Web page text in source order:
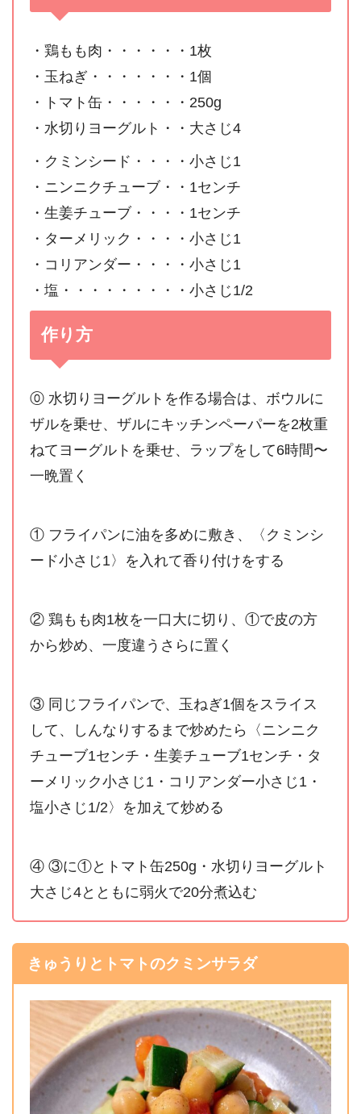
・鶏もも肉・・・・・・1枚
・玉ねぎ・・・・・・・1個
・トマト缶・・・・・・250g
・水切りヨーグルト・・大さじ4
・クミンシード・・・・小さじ1
・ニンニクチューブ・・1センチ
・生姜チューブ・・・・1センチ
・ターメリック・・・・小さじ1
・コリアンダー・・・・小さじ1
・塩・・・・・・・・・小さじ1/2
作り方
⓪ 水切りヨーグルトを作る場合は、ボウルに
ザルを乗せ、ザルにキッチンペーパーを2枚重
ねてヨーグルトを乗せ、ラップをして6時間〜
一晩置く
① フライパンに油を多めに敷き、〈クミンシ
ード小さじ1〉を入れて香り付けをする
② 鶏もも肉1枚を一口大に切り、①で皮の方
から炒め、一度違うさらに置く
③ 同じフライパンで、玉ねぎ1個をスライス
して、しんなりするまで炒めたら〈ニンニク
チューブ1センチ・生姜チューブ1センチ・タ
ーメリック小さじ1・コリアンダー小さじ1・
塩小さじ1/2〉を加えて炒める
④ ③に①とトマト缶250g・水切りヨーグルト
大さじ4とともに弱火で20分煮込む
きゅうりとトマトのクミンサラダ